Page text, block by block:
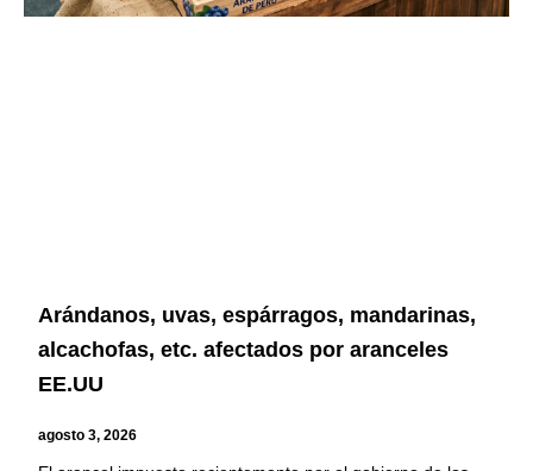
Arándanos, uvas, espárragos, mandarinas,
alcachofas, etc. afectados por aranceles
EE.UU
agosto 3, 2026